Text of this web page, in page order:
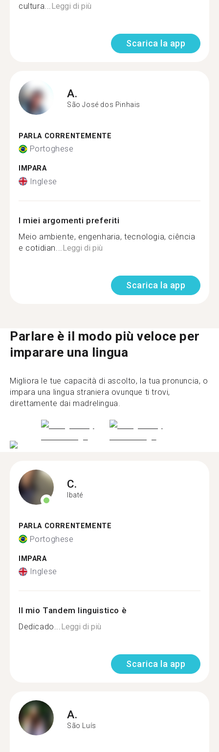
cultura... Leggi di più
Scarica la app
A.
São José dos Pinhais
PARLA CORRENTEMENTE
Portoghese
IMPARA
Inglese
I miei argomenti preferiti
Meio ambiente, engenharia, tecnologia, ciência
e cotidian... Leggi di più
Scarica la app
Parlare è il modo più veloce per
imparare una lingua
Migliora le tue capacità di ascolto, la tua pronuncia, o
impara una lingua straniera ovunque ti trovi,
direttamente dai madrelingua.
C.
Ibaté
PARLA CORRENTEMENTE
Portoghese
IMPARA
Inglese
Il mio Tandem linguistico è
Dedicado...Leggi di più
Scarica la app
A.
São Luís